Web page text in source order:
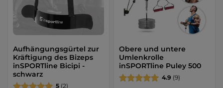
Aufhängungsgürtel zur
Kräftigung des Bizeps
inSPORTline Bicipi -
schwarz
5 (2)
Obere und untere
Umlenkrolle
inSPORTline Puley 500
4.9 (9)